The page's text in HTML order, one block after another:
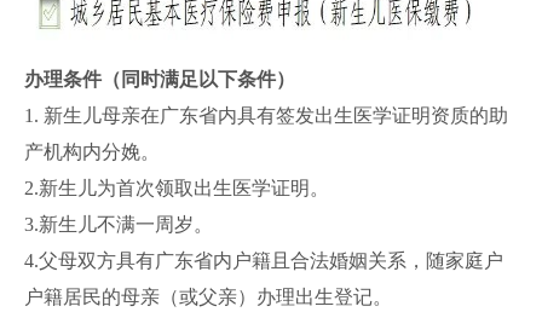
办理条件（同时满足以下条件）
1. 新生儿母亲在广东省内具有签发出生医学证明资质的助
产机构内分娩。
2.新生儿为首次领取出生医学证明。
3.新生儿不满一周岁。
4.父母双方具有广东省内户籍且合法婚姻关系，随家庭户
户籍居民的母亲（或父亲）办理出生登记。